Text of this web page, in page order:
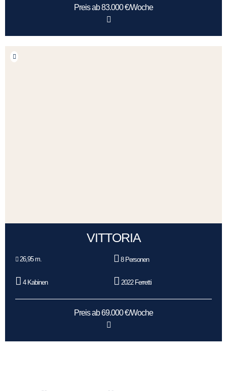
Preis ab 83.000 €/Woche
VITTORIA
26,95 m. 8 Personen
4 Kabinen 2022 Ferretti
Preis ab 69.000 €/Woche